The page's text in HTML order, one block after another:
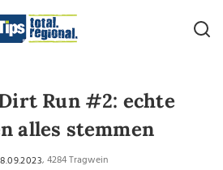
Run #2: echte
alles stemmen
, 4284 Tragwein